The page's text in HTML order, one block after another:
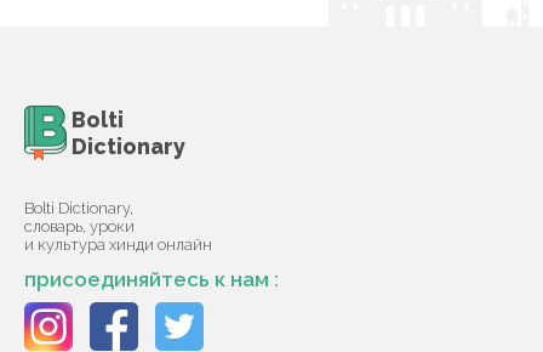
Bolti
Dictionary
Bolti Dictionary,
словарь, уроки
и культура хинди онлайн
присоединяйтесь к нам :